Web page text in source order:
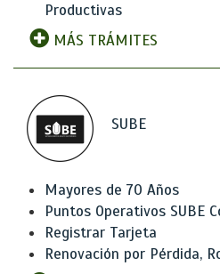
Productivas
MÁS TRÁMITES
SUBE
Mayores de 70 Años
Puntos Operativos SUBE
Registrar Tarjeta
Renovación por Pérdida,